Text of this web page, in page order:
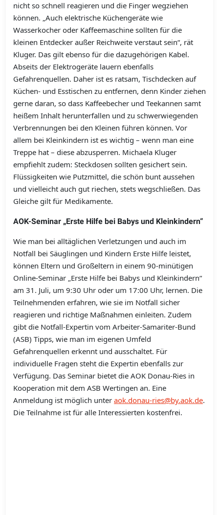
nicht so schnell reagieren und die Finger wegziehen
können. „Auch elektrische Küchengeräte wie
Wasserkocher oder Kaffeemaschine sollten für die
kleinen Entdecker außer Reichweite verstaut sein“, rät
Kluger. Das gilt ebenso für die dazugehörigen Kabel.
Abseits der Elektrogeräte lauern ebenfalls
Gefahrenquellen. Daher ist es ratsam, Tischdecken auf
Küchen- und Esstischen zu entfernen, denn Kinder ziehen
gerne daran, so dass Kaffeebecher und Teekannen samt
heißem Inhalt herunterfallen und zu schwerwiegenden
Verbrennungen bei den Kleinen führen können. Vor
allem bei Kleinkindern ist es wichtig – wenn man eine
Treppe hat – diese abzusperren. Michaela Kluger
empfiehlt zudem: Steckdosen sollten gesichert sein.
Flüssigkeiten wie Putzmittel, die schön bunt aussehen
und vielleicht auch gut riechen, stets wegschließen. Das
Gleiche gilt für Medikamente.
AOK-Seminar „Erste Hilfe bei Babys und Kleinkindern“
Wie man bei alltäglichen Verletzungen und auch im
Notfall bei Säuglingen und Kindern Erste Hilfe leistet,
können Eltern und Großeltern in einem 90-minütigen
Online-Seminar „Erste Hilfe bei Babys und Kleinkindern“
am 31. Juli, um 9:30 Uhr oder um 17:00 Uhr, lernen. Die
Teilnehmenden erfahren, wie sie im Notfall sicher
reagieren und richtige Maßnahmen einleiten. Zudem
gibt die Notfall-Expertin vom Arbeiter-Samariter-Bund
(ASB) Tipps, wie man im eigenen Umfeld
Gefahrenquellen erkennt und ausschaltet. Für
individuelle Fragen steht die Expertin ebenfalls zur
Verfügung. Das Seminar bietet die AOK Donau-Ries in
Kooperation mit dem ASB Wertingen an. Eine
Anmeldung ist möglich unter aok.donau-ries@by.aok.de.
Die Teilnahme ist für alle Interessierten kostenfrei.